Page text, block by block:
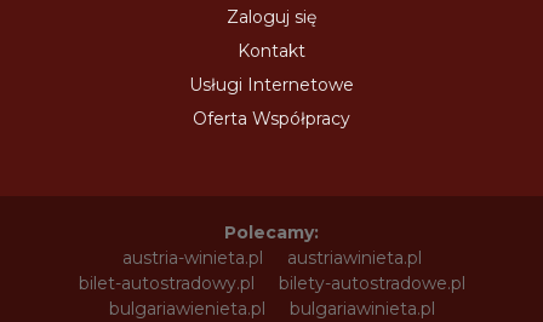
Zaloguj się
Kontakt
Usługi Internetowe
Oferta Współpracy
Polecamy:
austria-winieta.pl
austriawinieta.pl
bilet-autostradowy.pl
bilety-autostradowe.pl
bulgariawienieta.pl
bulgariawinieta.pl